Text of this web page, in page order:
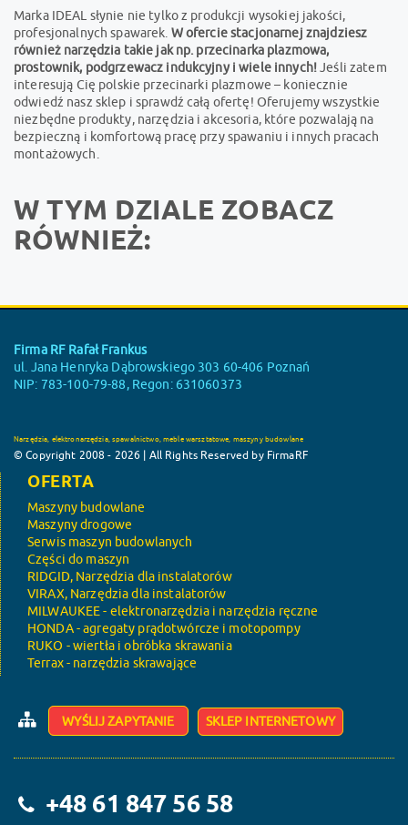
Marka IDEAL słynie nie tylko z produkcji wysokiej jakości,
profesjonalnych spawarek. W ofercie stacjonarnej znajdziesz
również narzędzia takie jak np. przecinarka plazmowa,
prostownik, podgrzewacz indukcyjny i wiele innych!Jeśli zatem
interesują Cię polskie przecinarki plazmowe – koniecznie
odwiedź nasz sklep i sprawdź całą ofertę! Oferujemy wszystkie
niezbędne produkty, narzędzia i akcesoria, które pozwalają na
bezpieczną i komfortową pracę przy spawaniu i innych pracach
montażowych.
W TYM DZIALE ZOBACZ
RÓWNIEŻ:
Firma RF Rafał Frankus
ul. Jana Henryka Dąbrowskiego 303 60-406 Poznań
NIP: 783-100-79-88, Regon: 631060373
Narzędzia, elektronarzędzia, spawalnictwo, meble warsztatowe, maszyny budowlane
© Copyright 2008 - 2026 | All Rights Reserved by FirmaRF
OFERTA
Maszyny budowlane
Maszyny drogowe
Serwis maszyn budowlanych
Części do maszyn
RIDGID, Narzędzia dla instalatorów
VIRAX, Narzędzia dla instalatorów
MILWAUKEE - elektronarzędzia i narzędzia ręczne
HONDA - agregaty prądotwórcze i motopompy
RUKO - wiertła i obróbka skrawania
Terrax - narzędzia skrawające
WYŚLIJ ZAPYTANIE SKLEP INTERNETOWY
+48 61 847 56 58